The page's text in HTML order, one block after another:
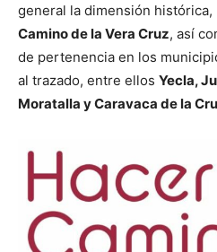
general la dimensión
Camino de la Vera Cruz, así
de pertenencia en los
al trazado, entre ellos Yecla,
Moratalla y Caravaca de la